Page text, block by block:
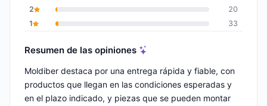
2
20
1
33
Resumen de las opiniones
Moldiber destaca por una entrega rápida y fiable, con
productos que llegan en las condiciones esperadas y
en el plazo indicado, y piezas que se pueden montar